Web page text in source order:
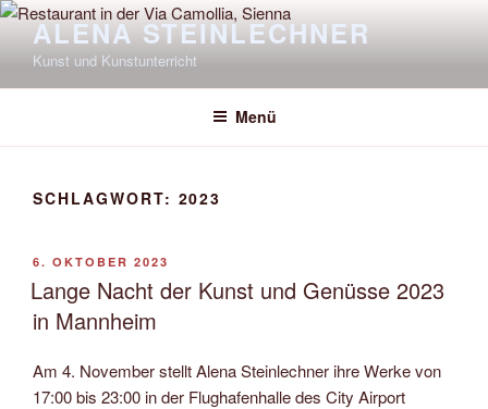
Zum
Inhalt
springen
ALENA STEINLECHNER
Kunst und Kunstunterricht
Menü
SCHLAGWORT: 2023
VERÖFFENTLICHT
AM
6. OKTOBER 2023
Lange Nacht der Kunst und Genüsse 2023
in Mannheim
Am 4. November stellt Alena Steinlechner ihre Werke von
17:00 bis 23:00 in der Flughafenhalle des City Airport